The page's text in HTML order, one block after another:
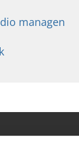
managen